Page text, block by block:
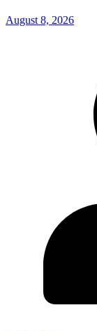
August 8, 2026